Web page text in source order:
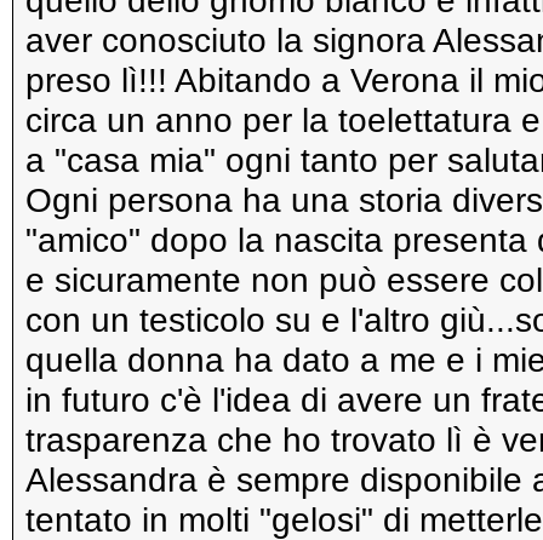
aver conosciuto la signora
preso lì!!! Abitando a Verona il
circa un anno per la toelettatura
a "casa mia" ogni tanto per
Ogni persona ha una storia
"amico" dopo la nascita
e sicuramente non può essere
con un testicolo su e l'altro
quella donna ha dato a me e i
in futuro c'è l'idea di avere un
trasparenza che ho trovato lì è
Alessandra è sempre
tentato in molti "gelosi" di